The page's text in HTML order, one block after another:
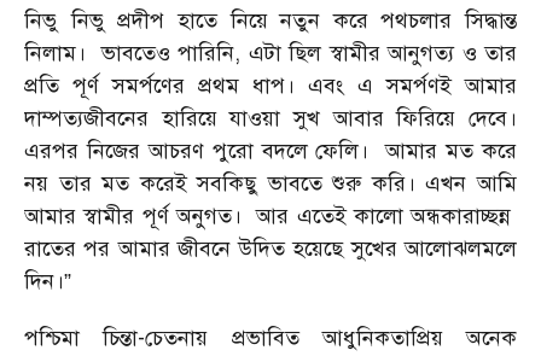
নিভু নিভু প্রদীপ হাতে নিয়ে নতুন করে পথচলার সিদ্ধান্ত
নিলাম। ভাবতেও পারিনি, এটা ছিল স্বামীর আনুগত্য ও তার
প্রতি পূর্ণ সমর্পণের প্রথম ধাপ। এবং এ সমর্পণই আমার
দাম্পত্যজীবনের হারিয়ে যাওয়া সুখ আবার ফিরিয়ে দেবে।
এরপর নিজের আচরণ পুরো বদলে ফেলি। আমার মত করে
নয় তার মত করেই সবকিছু ভাবতে শুরু করি। এখন আমি
আমার স্বামীর পূর্ণ অনুগত। আর এতেই কালো অন্ধকারাচ্ছন্ন
রাতের পর আমার জীবনে উদিত হয়েছে সুখের আলোঝলমলে
দিন।”
পশ্চিমা চিন্তা-চেতনায় প্রভাবিত আধুনিকতাপ্রিয় অনেক